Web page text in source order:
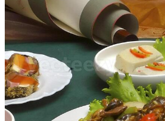
Redaktionelle Ereignisse